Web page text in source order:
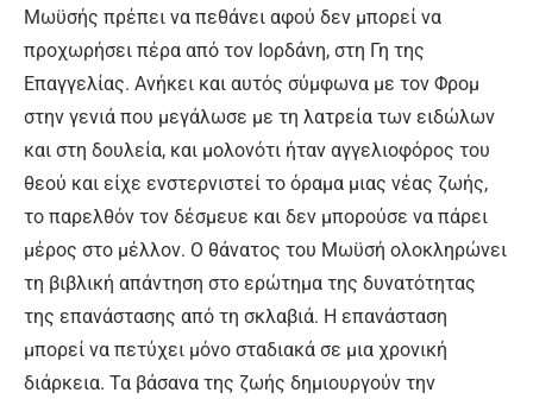
Μωϋσής πρέπει να πεθάνει αφού δεν μπορεί να
προχωρήσει πέρα από τον Ιορδάνη, στη Γη της
Επαγγελίας. Ανήκει και αυτός σύμφωνα με τον Φρομ
στην γενιά που μεγάλωσε με τη λατρεία των ειδώλων
και στη δουλεία, και μολονότι ήταν αγγελιοφόρος του
θεού και είχε ενστερνιστεί το όραμα μιας νέας ζωής,
το παρελθόν τον δέσμευε και δεν μπορούσε να πάρει
μέρος στο μέλλον. Ο θάνατος του Μωϋσή ολοκληρώνει
τη βιβλική απάντηση στο ερώτημα της δυνατότητας
της επανάστασης από τη σκλαβιά. Η επανάσταση
μπορεί να πετύχει μόνο σταδιακά σε μια χρονική
διάρκεια. Τα βάσανα της ζωής δημιουργούν την